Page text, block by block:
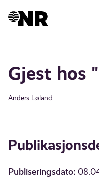
Gjest hos
Anders Løland
Publiseringsdato: